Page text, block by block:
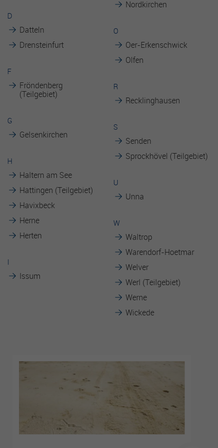
D
Datteln
Drensteinfurt
F
Fröndenberg
(Teilgebiet)
G
Gelsenkirchen
H
Haltern am See
Hattingen (Teilgebiet)
Havixbeck
Herne
Herten
I
Issum
Nordkirchen
O
Oer-Erkenschwick
Olfen
R
Recklinghausen
S
Senden
Sprockhövel (Teilgebiet)
U
Unna
W
Waltrop
Warendorf-Hoetmar
Welver
Werl (Teilgebiet)
Werne
Wickede